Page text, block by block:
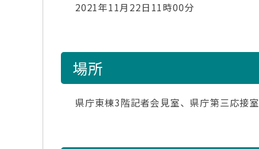
2021年11月22日11時00分
場所
県庁東棟3階記者会見室、県庁第三応接室